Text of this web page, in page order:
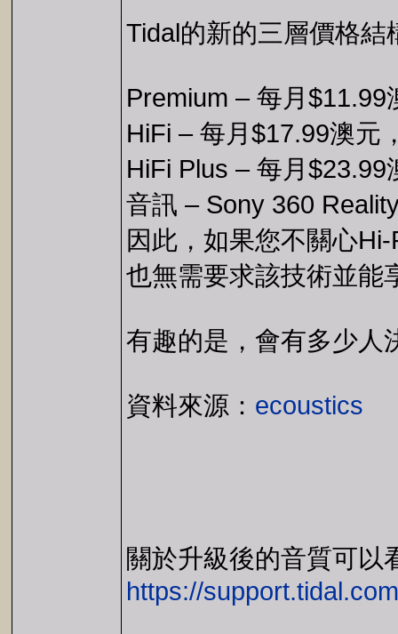
Tidal的新的三層價格
Premium – 每月
HiFi – 每月$17.99澳元
HiFi Plus – 每月
音訊 – Sony 360
因此，如果您不關心
也無需要求該技術並能
有趣的是，會有多少人
資料來源： ecoustics
關於升級後的音質可以
https://